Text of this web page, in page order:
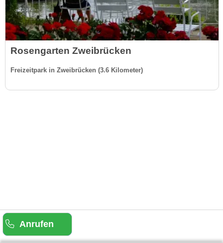
Rosengarten Zweibrücken
Freizeitpark in Zweibrücken (3.6 Kilometer)
Anrufen